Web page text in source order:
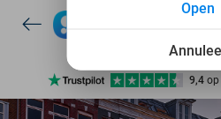
7 dagen per
10+
9,4 op
Ontdek
Open